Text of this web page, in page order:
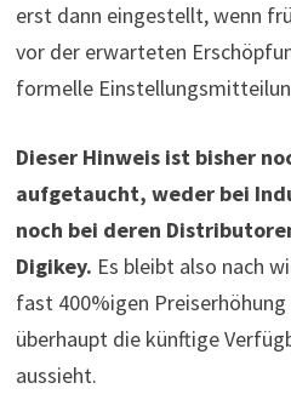
erst dann eingestellt, wenn
vor der erwarteten
formelle
Dieser Hinweis ist bisher
aufgetaucht, weder bei
noch bei deren
Digikey. Es bleibt also nach
fast 400%igen
überhaupt die künftige
aussieht.